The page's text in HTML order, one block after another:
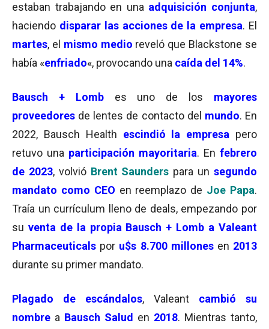
estaban trabajando en una adquisición conjunta,
haciendo disparar las acciones de la empresa. El
martes, el mismo medio reveló que Blackstone se
había «enfriado«, provocando una caída del 14%.
Bausch + Lombes uno de los mayores
proveedores de lentes de contacto del mundo. En
2022, Bausch Health escindió la empresa pero
retuvo una participación mayoritaria. En febrero
de 2023, volvió Brent Saunders para unsegundo
mandato como CEO en reemplazo de Joe Papa.
Traía un currículum lleno de deals, empezando por
su venta de la propia Bausch + Lomb a Valeant
Pharmaceuticals por u$s 8.700 millonesen 2013
durante su primer mandato.
Plagado de escándalos, Valeant cambió su
nombre a Bausch Salud en 2018. Mientras tanto,